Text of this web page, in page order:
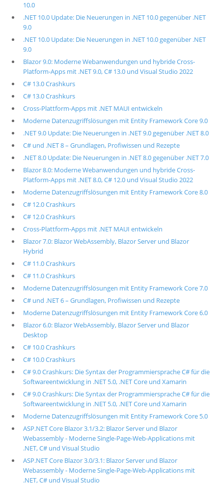
10.0
.NET 10.0 Update: Die Neuerungen in .NET 10.0 gegenüber .NET
9.0
.NET 10.0 Update: Die Neuerungen in .NET 10.0 gegenüber .NET
9.0
Blazor 9.0: Moderne Webanwendungen und hybride Cross-
Platform-Apps mit .NET 9.0, C# 13.0 und Visual Studio 2022
C# 13.0 Crashkurs
C# 13.0 Crashkurs
Cross-Plattform-Apps mit .NET MAUI entwickeln
Moderne Datenzugriffslösungen mit Entity Framework Core 9.0
.NET 9.0 Update: Die Neuerungen in .NET 9.0 gegenüber .NET 8.0
C# und .NET 8 – Grundlagen, Profiwissen und Rezepte
.NET 8.0 Update: Die Neuerungen in .NET 8.0 gegenüber .NET 7.0
Blazor 8.0: Moderne Webanwendungen und hybride Cross-
Platform-Apps mit .NET 8.0, C# 12.0 und Visual Studio 2022
Moderne Datenzugriffslösungen mit Entity Framework Core 8.0
C# 12.0 Crashkurs
C# 12.0 Crashkurs
Cross-Plattform-Apps mit .NET MAUI entwickeln
Blazor 7.0: Blazor WebAssembly, Blazor Server und Blazor
Hybrid
C# 11.0 Crashkurs
C# 11.0 Crashkurs
Moderne Datenzugriffslösungen mit Entity Framework Core 7.0
C# und .NET 6 – Grundlagen, Profiwissen und Rezepte
Moderne Datenzugriffslösungen mit Entity Framework Core 6.0
Blazor 6.0: Blazor WebAssembly, Blazor Server und Blazor
Desktop
C# 10.0 Crashkurs
C# 10.0 Crashkurs
C# 9.0 Crashkurs: Die Syntax der Programmiersprache C# für die
Softwareentwicklung in .NET 5.0, .NET Core und Xamarin
C# 9.0 Crashkurs: Die Syntax der Programmiersprache C# für die
Softwareentwicklung in .NET 5.0, .NET Core und Xamarin
Moderne Datenzugriffslösungen mit Entity Framework Core 5.0
ASP.NET Core Blazor 3.1/3.2: Blazor Server und Blazor
Webassembly - Moderne Single-Page-Web-Applications mit
.NET, C# und Visual Studio
ASP.NET Core Blazor 3.0/3.1: Blazor Server und Blazor
Webassembly - Moderne Single-Page-Web-Applications mit
.NET, C# und Visual Studio